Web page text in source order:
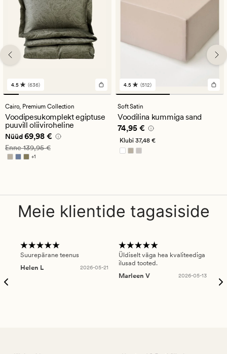
636
arvustust
keskmise
hinnanguga
4.5
4.5 (636)
Cairo, Premium Collection
Voodipesukomplekt egiptuse
puuvill oliiviroheline
Nåværende pris_ee
Nüüd69,98 €
Vanlig pris_ee 139,95 €
Enne139,95 €
+1
Saadaval rohkemates värvitoonides
512
arvustust
keskmise
hinnanguga
4.5
4.5 (512)
Soft Satin
Voodilina kummiga sand
Pris_ee 74,95 €
74,95 €
Klubi 37,48 €
Meie klientide tagasiside
Suurepärane teenus
Helen L
2026-05-21
Üldiselt väga hea kvaliteediga
ilusad tooted.
Marleen V
2026-05-13